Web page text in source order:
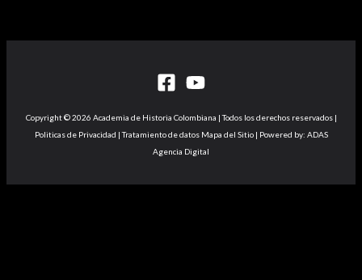
Copyright © 2026 Academia de Historia Colombiana | Todos los derechos reservados |
Politicas de Privacidad | Tratamiento de datos Mapa del Sitio | Powered by: ADAS
Agencia Digital